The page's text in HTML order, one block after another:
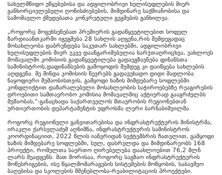
სახელმწიფო უწყებებისა და ადგილობრივი ხელისუფლების მიერ
განხორციელებული ღონისძიებების, მიმდინარე საქმიანობისა და
სამომავლო ქმედებათა კონკრეტული გეგმების განხილვა.
„როგორც მოგეხსენებათ პრემიერის გადაწყვეტილებით სოფელ
ზარდიაანთკარში იგეგმება 28 სახლის აღგენა,რის შემდეგადაც
მოსახლეობა დაბრუნდება საკუთარ სახლებში, ადგილობრივი
ხელისუფლების მიერ უკვე დაანგარიშებულია ხარჯთაღრიცხვა, უახლოეს
მომავალში კომისიის გადაწყვეტილება გადაეგზავნება ფინანსთა
სამინისტროს,დაფინანსების გამოყოფის შემდეგ კი დაიწყება სახლების
აღდგენა. მე მინდა კომისიის წევრებს გადავუხადო დიდი მადლობა
ნაყოფიერი მუშაობისთვის, გამყოფი ხაზის მიმდებარე სოფლებში
კონფლიქტით დაზარალებული მოსახლეობის საჭიროებებზე რეაგირების
დროებითი სამთავრობო კომისია მომავალშიც აქტიურად გააგრძელბს
მუშაობას,“-განაცხადა საქართველოს მთავრობის რეგიონებთან
ურთიერთობის დეპარტამენტის უფროსმა ლერი ბარნაბიშვილმა.
როგორც რეგიონული განვითარებისა და ინფრასტრუქტურის მინისტრმა,
ირაკლი ქარსელაძემ აღნიშნა, ინფრასტრუქტურის სამინისტროს
კოორდინაციით, 2022 წლის იანვრიდან სექტემბრის ჩათვლით, გამყოფი
ხაზის მიმდებარე სოფლებში, სულ, დასრულდა და მიმდინარეობს 168
პროექტი, რომელთა საერთო ღირებულება დაახლოებით 76,2 მლნ
ლარს შეადგენს. მათ შორისაა, როგორც საგზაო ინფრასტრუქტურის
მოწესრიგების, ისე წყალმომარაგების სისტემების მოწყობის, საბავშვო
ბაღებისა და სკოლების მშენებლობა-რეაბილიტაციის პროექტები.